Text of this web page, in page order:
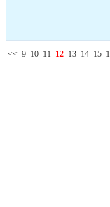
<< 9 10 11 12 13 14 15